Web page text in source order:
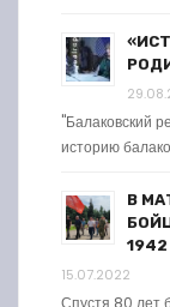
"Балаковский
историю
В
15.07.2022
Спустя 80 лет